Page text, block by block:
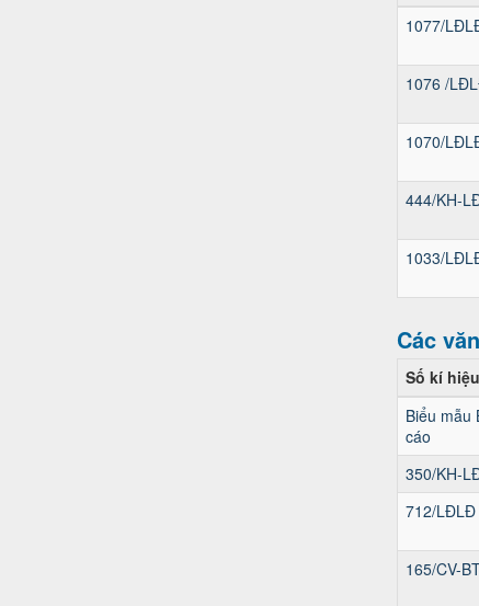
1077/
1076 /
1070/
444/KH-
1033/
Các
Số kí hiệu
Biểu mẫu
cáo
350/KH-
712/LĐLĐ
165/CV-